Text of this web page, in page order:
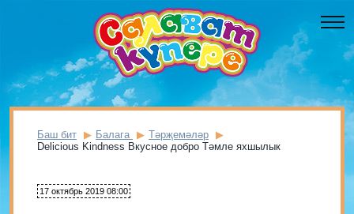
Баш бит Балага
Тәрҗемәләр
Delicious Kindness Вкусное добро Тәмле яхшылык
17 октябрь 2019 08:00